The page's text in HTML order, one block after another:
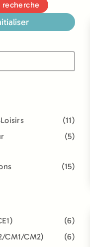
(11)
(5)
(15)
(6)
CM1/CM2)
(6)